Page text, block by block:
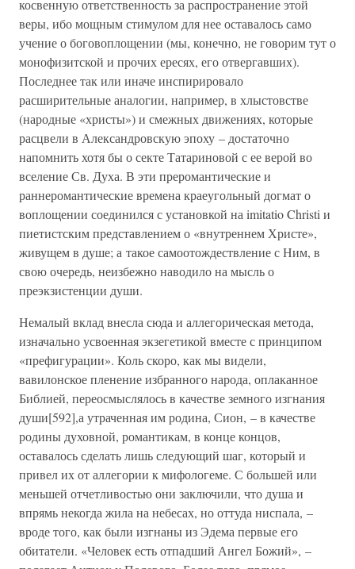
косвенную ответственность за распространение этой
веры, ибо мощным стимулом для нее оставалось само
учение о боговоплощении (мы, конечно, не говорим тут о
монофизитской и прочих ересях, его отвергавших).
Последнее так или иначе инспирировало
расширительные аналогии, например, в хлыстовстве
(народные «христы») и смежных движениях, которые
расцвели в Александровскую эпоху – достаточно
напомнить хотя бы о секте Татариновой с ее верой во
вселение Св. Духа. В эти преромантические и
раннеромантические времена краеугольный догмат о
воплощении соединился с установкой на imitatio Christi и
пиетистским представлением о «внутреннем Христе»,
живущем в душе; а такое самоотождествление с Ним, в
свою очередь, неизбежно наводило на мысль о
преэкзистенции души.
Немалый вклад внесла сюда и аллегорическая метода,
изначально усвоенная экзегетикой вместе с принципом
«префигурации». Коль скоро, как мы видели,
вавилонское пленение избранного народа, оплаканное
Библией, переосмыслялось в качестве земного изгнания
души[592],а утраченная им родина, Сион, – в качестве
родины духовной, романтикам, в конце концов,
оставалось сделать лишь следующий шаг, который и
привел их от аллегории к мифологеме. С большей или
меньшей отчетливостью они заключили, что душа и
впрямь некогда жила на небесах, но оттуда ниспала, –
вроде того, как были изгнаны из Эдема первые его
обитатели. «Человек есть отпадший Ангел Божий», –